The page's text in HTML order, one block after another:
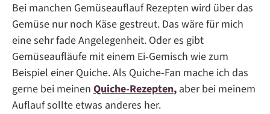
Bei manchen Gemüseauflauf Rezepten wird über das
Gemüse nur noch Käse gestreut. Das wäre für mich
eine sehr fade Angelegenheit. Oder es gibt
Gemüseaufläufe mit einem Ei-Gemisch wie zum
Beispiel einer Quiche. Als Quiche-Fan mache ich das
gerne bei meinen Quiche-Rezepten, aber bei meinem
Auflauf sollte etwas anderes her.